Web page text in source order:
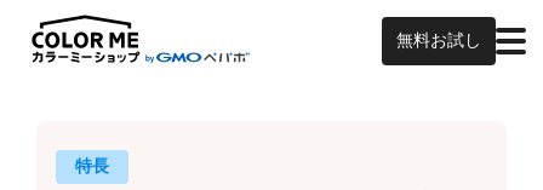
無料お試し
特長